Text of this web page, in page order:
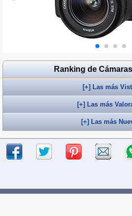
Ranking de
[+] Las más
[+] Las más
[+] Las más